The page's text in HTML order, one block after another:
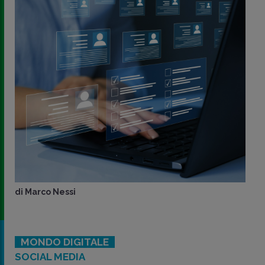
di Marco Nessi
MONDO DIGITALE
SOCIAL MEDIA